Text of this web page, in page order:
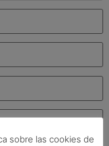
sobre las cookies de